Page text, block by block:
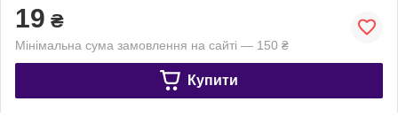
19 ₴
Мінімальна сума замовлення на сайті — 150 ₴
Купити